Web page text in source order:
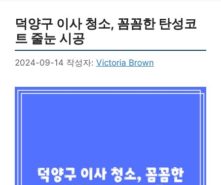
덕양구 이사 청소, 꼼꼼한 탄성코
트 줄눈 시공
2024-09-14 작성자: Victoria Brown